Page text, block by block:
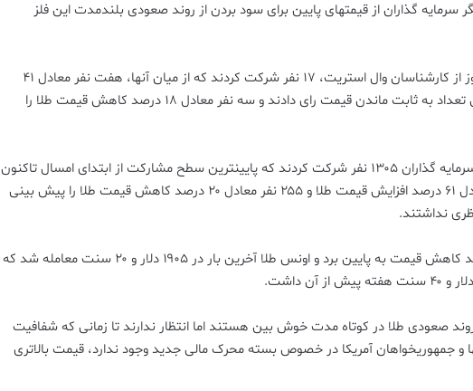
گذاران از قیمتهای پایین برای سود بردن از روند صعودی بلندمدت این فلز
در نظرسنجی هفته جاری کیتکونیوز از کارشناسان وال استریت، ۱۷ نفر شرکت کردند که از میان آنها، هفت نفر معادل ۴۱
درصد به افزایش قیمت و به همین تعداد به ثابت ماندن قیمت رای دادند و سه نفر معادل ۱۸ درصد کاهش قیمت طلا را
در نظرسنجی آنلاین کیتکونیوز از سرمایه گذاران ۱۳۰۵ نفر شرکت کردند که پایینترین سطح مشارکت از ابتدای امسال تاکنون
بود. از میان این عده، ۸۰۰ نفر معادل ۶۱ درصد افزایش قیمت طلا و ۲۵۵ نفر معادل ۲۰ درصد کاهش قیمت طلا را پیش بینی
بازار طلا هفته را با کمتر از ۰.۱ درصد کاهش قیمت به پایین برد و اونس طلا آخرین بار در ۱۹۰۵ دلار و ۲۰ سنت معامله شد که
صعودی طلا در کوتاه مدت خوش بین هستند اما انتظار ندارند تا زمانی که شفافیت
و جمهوریخواهان آمریکا در خصوص بسته محرک مالی جدید وجود ندارد، قیمت بالاتری